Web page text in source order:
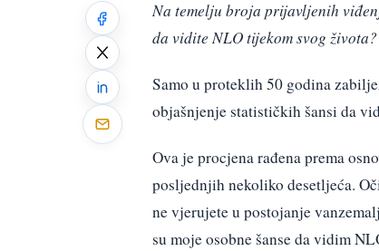
Na temelju broja prijavljenih
da vidite NLO tijekom svog života?
Samo u proteklih 50 godina
objašnjenje statističkih šansi da
Ova je procjena rađena prema
posljednjih nekoliko desetljeća.
ne vjerujete u postojanje
su moje osobne šanse da vidim